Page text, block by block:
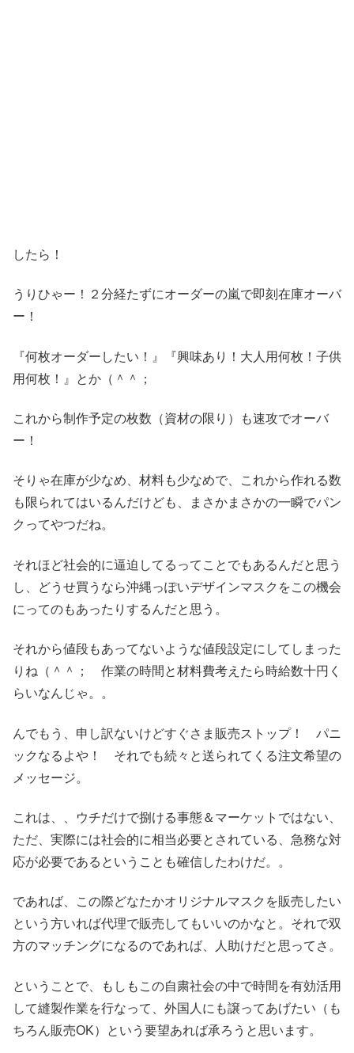
したら！
うりひゃー！２分経たずにオーダーの嵐で即刻在庫オーバ
ー！
『何枚オーダーしたい！』『興味あり！大人用何枚！子供
用何枚！』とか（＾＾；
これから制作予定の枚数（資材の限り）も速攻でオーバ
ー！
そりゃ在庫が少なめ、材料も少なめで、これから作れる数
も限られてはいるんだけども、まさかまさかの一瞬でパン
クってやつだね。
それほど社会的に逼迫してるってことでもあるんだと思う
し、どうせ買うなら沖縄っぽいデザインマスクをこの機会
にってのもあったりするんだと思う。
それから値段もあってないような値段設定にしてしまった
りね（＾＾； 作業の時間と材料費考えたら時給数十円く
らいなんじゃ。。
んでもう、申し訳ないけどすぐさま販売ストップ！ パニ
ックなるよや！ それでも続々と送られてくる注文希望の
メッセージ。
これは、、ウチだけで捌ける事態＆マーケットではない、
ただ、実際には社会的に相当必要とされている、急務な対
応が必要であるということも確信したわけだ。。
であれば、この際どなたかオリジナルマスクを販売したい
という方いれば代理で販売してもいいのかなと。それで双
方のマッチングになるのであれば、人助けだと思ってさ。
ということで、もしもこの自粛社会の中で時間を有効活用
して縫製作業を行なって、外国人にも譲ってあげたい（も
ちろん販売OK）という要望あれば承ろうと思います。